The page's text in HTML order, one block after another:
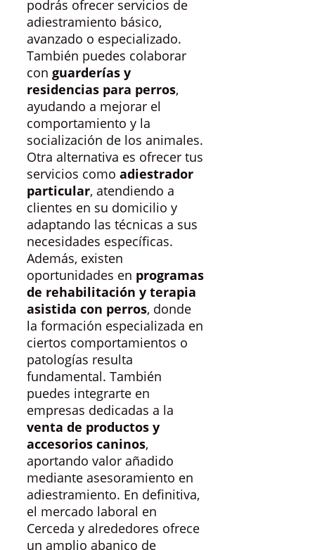
podrás ofrecer servicios de
adiestramiento básico,
avanzado o especializado.
También puedes colaborar
con guarderías y
residencias para perros,
ayudando a mejorar el
comportamiento y la
socialización de los animales.
Otra alternativa es ofrecer tus
servicios como adiestrador
particular, atendiendo a
clientes en su domicilio y
adaptando las técnicas a sus
necesidades específicas.
Además, existen
oportunidades en programas
de rehabilitación y terapia
asistida con perros, donde
la formación especializada en
ciertos comportamientos o
patologías resulta
fundamental. También
puedes integrarte en
empresas dedicadas a la
venta de productos y
accesorios caninos,
aportando valor añadido
mediante asesoramiento en
adiestramiento. En definitiva,
el mercado laboral en
Cerceda y alrededores ofrece
un amplio abanico de